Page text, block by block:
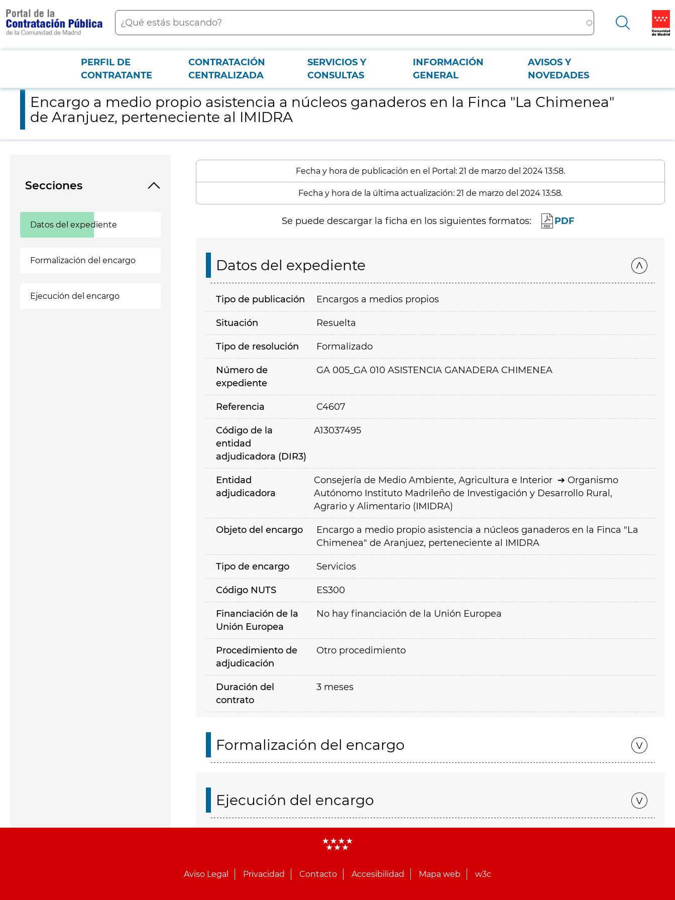
contenido
principal
Buscar
Menú PCON
PERFIL DE
CONTRATANTE
CONTRATACIÓN
CENTRALIZADA
SERVICIOS Y
CONSULTAS
INFORMACIÓN
GENERAL
AVISOS Y
NOVEDADES
Encargo a medio propio asistencia a núcleos ganaderos en la Finca "La Chimenea" de Aranjuez, perteneciente al IMIDRA
Encargo a medio propio asistencia a núcleos ganaderos en la Finca "La Chimenea"
de Aranjuez, perteneciente al IMIDRA
Secciones
Datos del expediente
Formalización del encargo
Ejecución del encargo
Fecha y hora de publicación en el Portal: 21 de marzo del 2024 13:58.
Fecha y hora de la última actualización: 21 de marzo del 2024 13:58.
Se puede descargar la ficha en los siguientes formatos: PDF
Datos del expediente
Tipo de publicación Encargos a medios propios
Situación Resuelta
Tipo de resolución Formalizado
Número de
expediente
GA 005_GA 010 ASISTENCIA GANADERA CHIMENEA
Referencia C4607
Código de la
entidad
adjudicadora (DIR3)
A13037495
Entidad
adjudicadora
Consejería de Medio Ambiente, Agricultura e Interior
Organismo
Autónomo Instituto Madrileño de Investigación y Desarrollo Rural,
Agrario y Alimentario (IMIDRA)
Objeto del encargo
Encargo a medio propio asistencia a núcleos ganaderos en la Finca "La
Chimenea" de Aranjuez, perteneciente al IMIDRA
Tipo de encargo Servicios
Código NUTS ES300
Financiación de la
Unión Europea
No hay financiación de la Unión Europea
Procedimiento de
adjudicación
Otro procedimiento
Duración del
contrato
3 meses
Formalización del encargo
Ejecución del encargo
Aviso Legal Privacidad Contacto Accesibilidad Mapa web w3c